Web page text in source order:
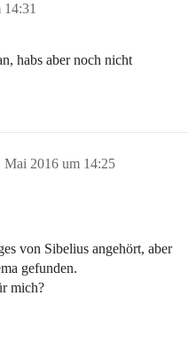
habs aber noch nicht
Mai 2016 um 14:25
von Sibelius angehört, aber
gefunden.
mich?